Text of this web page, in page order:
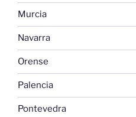
Murcia
Navarra
Orense
Palencia
Pontevedra